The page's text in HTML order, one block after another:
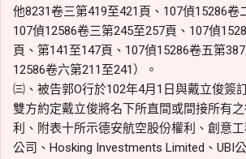
他8231卷三第419至421頁、107偵15286卷
107偵12586卷三第245至257頁、107偵
頁、第141至147頁、107偵15286卷五第
12586卷六第211至241）。
㈢、被告郭O行於102年4月1日與戴立俊簽
雙方約定戴立俊將名下所直間或間接所有
利、附表十所示德安航空股份權利、創意
公司、Hosking Investments Limited、UBI